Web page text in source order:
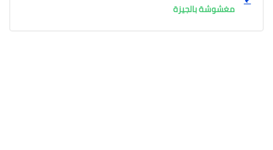
مغشوشة بالجيزة